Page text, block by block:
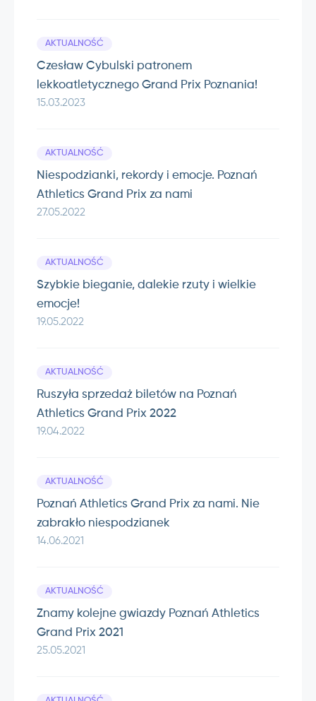
Czesław Cybulski patronem
lekkoatletycznego Grand Prix Poznania!
15.03.2023
AKTUALNOŚĆ
Niespodzianki, rekordy i emocje. Poznań
Athletics Grand Prix za nami
27.05.2022
AKTUALNOŚĆ
Szybkie bieganie, dalekie rzuty i wielkie
emocje!
19.05.2022
AKTUALNOŚĆ
Ruszyła sprzedaż biletów na Poznań
Athletics Grand Prix 2022
19.04.2022
AKTUALNOŚĆ
Poznań Athletics Grand Prix za nami. Nie
zabrakło niespodzianek
14.06.2021
AKTUALNOŚĆ
Znamy kolejne gwiazdy Poznań Athletics
Grand Prix 2021
25.05.2021
AKTUALNOŚĆ